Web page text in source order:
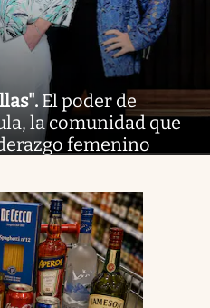
. El poder de
la comunidad que
femenino